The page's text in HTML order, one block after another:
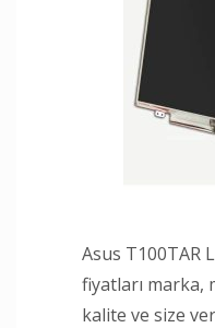
Asus T100TAR
fiyatları marka,
kalite ve size